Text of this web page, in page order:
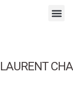
LAURENT